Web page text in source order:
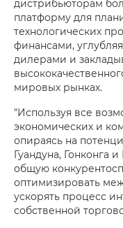
дистрибьюторам
платформу для
технологических
финансами,
дилерами и
мировых рынках.
"Используя все
экономических и
опираясь на
Гуандуна, Гонконга
общую
оптимизировать
ускорять процесс
собственной